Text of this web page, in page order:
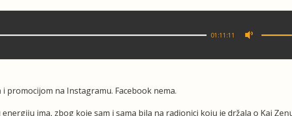
01:11:11
promocijom na Instagramu. Facebook nema.
ima, zbog koje sam i sama bila na radionici koju je držala o Kai